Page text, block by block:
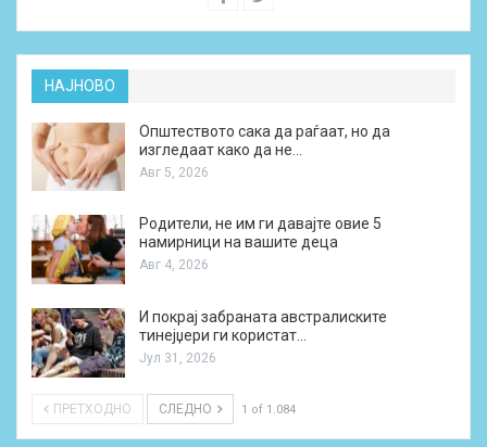
НАЈНОВО
Општеството сака да раѓаат, но да
изгледаат како да не…
Авг 5, 2026
Родители, не им ги давајте овие 5
намирници на вашите деца
Авг 4, 2026
И покрај забраната австралиските
тинејџери ги користат…
Јул 31, 2026
ПРЕТХОДНО СЛЕДНО 1 of 1.084